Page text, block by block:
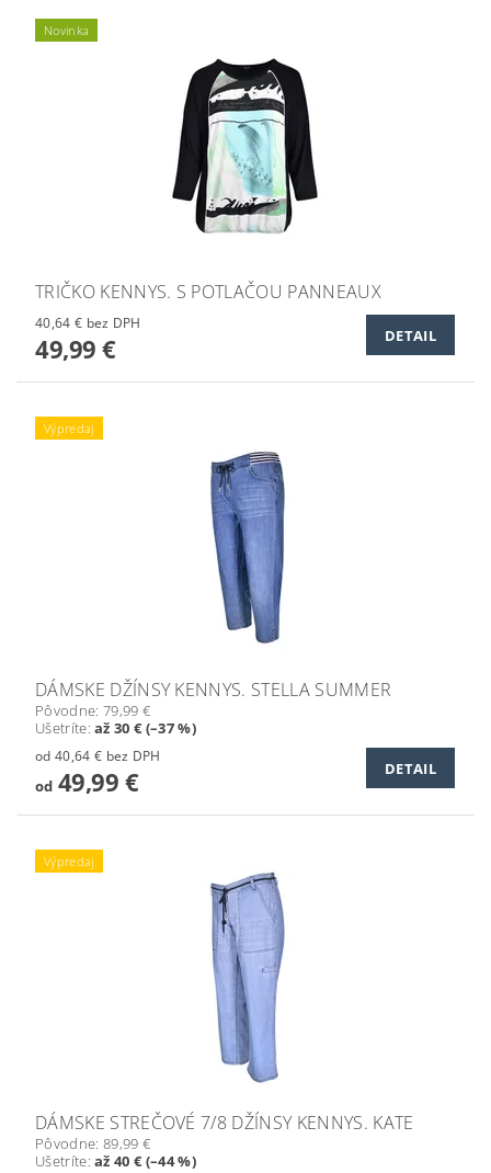
Novinka
TRIČKO KENNYS. S POTLAČOU PANNEAUX
40,64 € bez DPH
49,99 € DETAIL
Výpredaj
DÁMSKE DŽÍNSY KENNYS. STELLA SUMMER
Pôvodne: 79,99 €
Ušetríte:až 30 € (–37 %)
od 40,64 € bez DPH
od49,99 € DETAIL
Výpredaj
DÁMSKE STREČOVÉ 7/8 DŽÍNSY KENNYS. KATE
Pôvodne: 89,99 €
Ušetríte:až 40 € (–44 %)